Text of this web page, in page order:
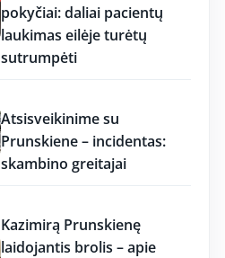
pokyčiai: daliai pacientų
laukimas eilėje turėtų
sutrumpėti
Atsisveikinime su
Prunskiene – incidentas:
skambino greitajai
Kazimirą Prunskienę
laidojantis brolis – apie